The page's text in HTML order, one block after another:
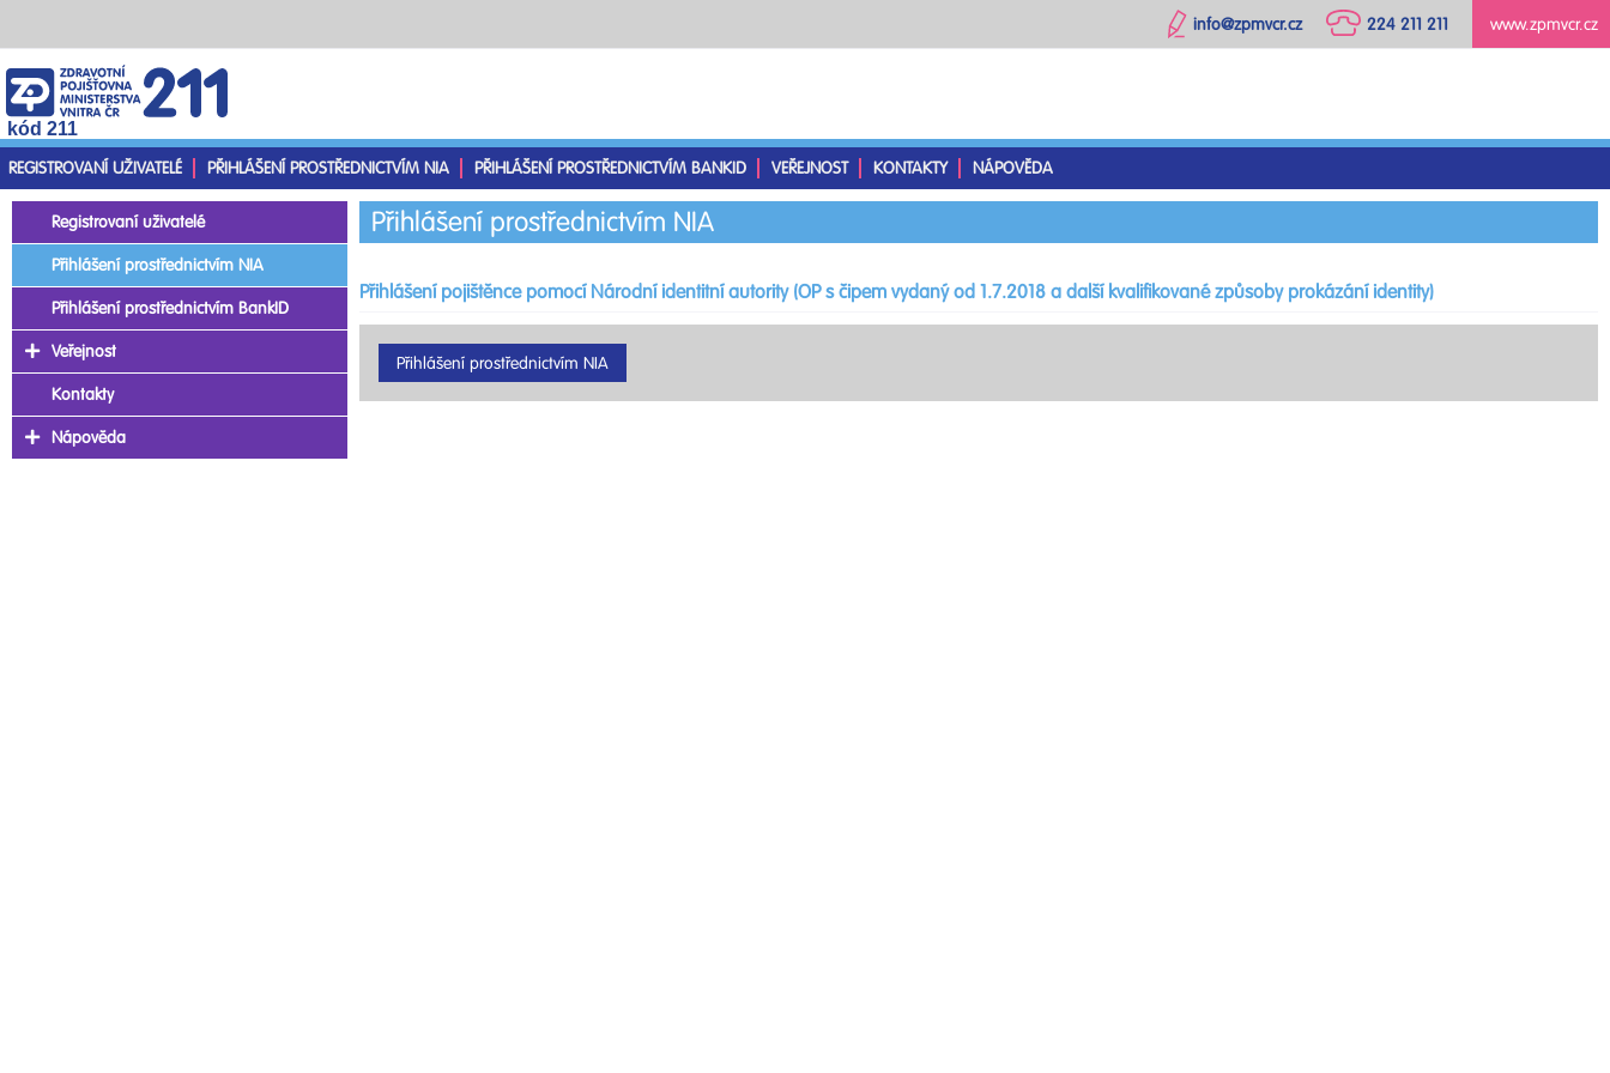
www.zpmvcr.cz
224 211 211
info@zpmvcr.cz
kód 211
REGISTROVANÍ UŽIVATELÉ
PŘIHLÁŠENÍ PROSTŘEDNICTVÍM NIA PŘIHLÁŠENÍ PROSTŘEDNICTVÍM BANKID VEŘEJNOST KONTAKTY NÁPOVĚDA
Přihlášení prostřednictvím NIA
Přihlášení pojištěnce pomocí Národní identitní autority (OP s čipem vydaný od 1.7.2018 a další kvalifikované způsoby prokázání identity)
Registrovaní uživatelé
Přihlášení prostřednictvím NIA
Přihlášení prostřednictvím BankID
Veřejnost
Kontakty
Nápověda